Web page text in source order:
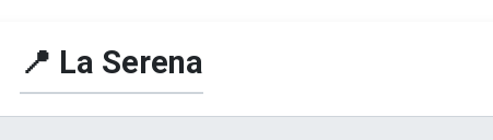
📍 La Serena